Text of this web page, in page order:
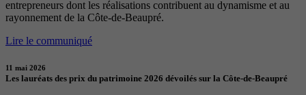
entrepreneurs dont les réalisations contribuent au dynamisme et au
rayonnement de la Côte-de-Beaupré.
Lire le communiqué
11 mai 2026
Les lauréats des prix du patrimoine 2026 dévoilés sur la Côte-de-Beaupré